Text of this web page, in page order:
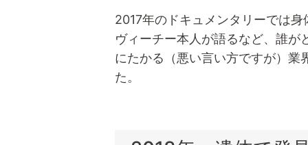
2017年のドキュメンタリーでは
ヴィーチー本人が語るなど、誰
にたかる（悪い言い方ですが）業
た。